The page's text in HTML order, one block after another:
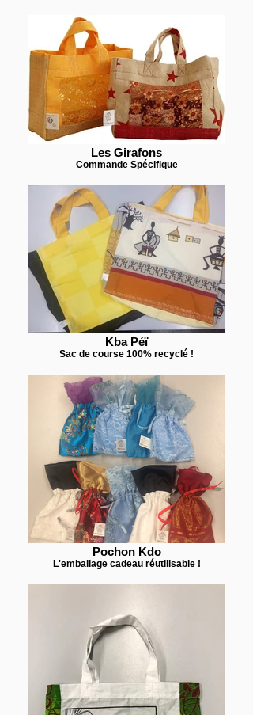
Les Girafons
Commande Spécifique
Kba Péï
Sac de course 100% recyclé !
Pochon Kdo
L'emballage cadeau réutilisable !